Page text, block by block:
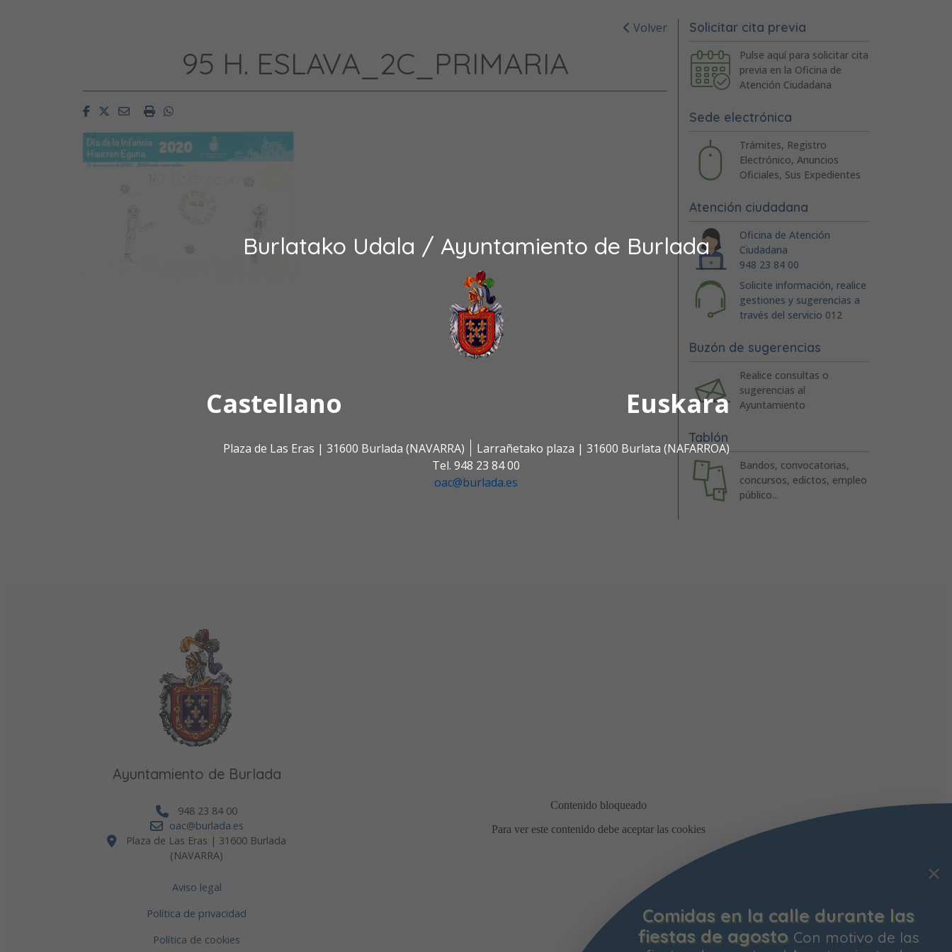
Burlatako Udala / Ayuntamiento de Burlada
Castellano Euskara
Plaza de Las Eras | 31600 Burlada (NAVARRA)
Larrañetako plaza | 31600 Burlata (NAFARROA)
Tel. 948 23 84 00
oac@burlada.es
Comidas en la calle durante las
fiestas de agosto Con motivo de las
Volver
95 H. ESLAVA_2C_PRIMARIA
FacebookTwitterEmailImprimirWhatsapp
Solicitar cita previa
Pulse aquí para solicitar cita
previa en la Oficina de
Atención Ciudadana
Sede electrónica
Trámites, Registro
Electrónico, Anuncios
Oficiales, Sus Expedientes
Atención ciudadana
Oficina de Atención
Ciudadana
948 23 84 00
Solicite información, realice
gestiones y sugerencias a
través del servicio 012
Buzón de sugerencias
Realice consultas o
sugerencias al
Ayuntamiento
Tablón
Bandos, convocatorias,
concursos, edictos, empleo
público...
Ayuntamiento de Burlada
948 23 84 00
oac@burlada.es
Plaza de Las Eras | 31600 Burlada
(NAVARRA)
Aviso legal
Política de privacidad
Política de cookies